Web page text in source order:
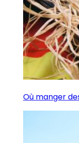
Où manger